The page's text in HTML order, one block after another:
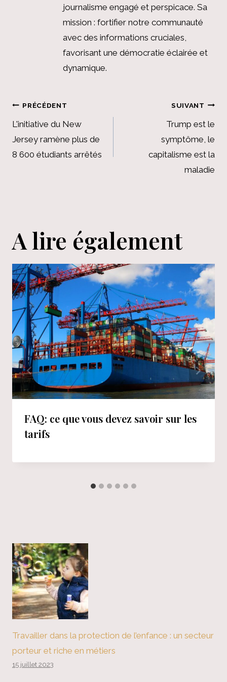
journalisme engagé et perspicace. Sa
mission : fortifier notre communauté
avec des informations cruciales,
favorisant une démocratie éclairée et
dynamique.
Navigation
de
l’article
PRÉCÉDENT
L'initiative du New
Jersey ramène plus de
8 600 étudiants arrêtés
SUIVANT
Trump est le
symptôme, le
capitalisme est la
maladie
A lire également
FAQ: ce que vous devez savoir sur les
tarifs
Travailler dans la protection de l’enfance : un secteur
porteur et riche en métiers
15 juillet 2023